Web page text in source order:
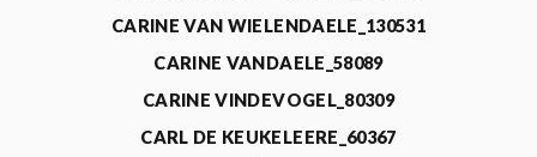
CARINE VAN WIELENDAELE_130531
CARINE VANDAELE_58089
CARINE VINDEVOGEL_80309
CARL DE KEUKELEERE_60367